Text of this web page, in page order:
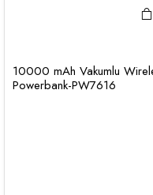
10000 mAh Vakumlu
Powerbank-PW7616